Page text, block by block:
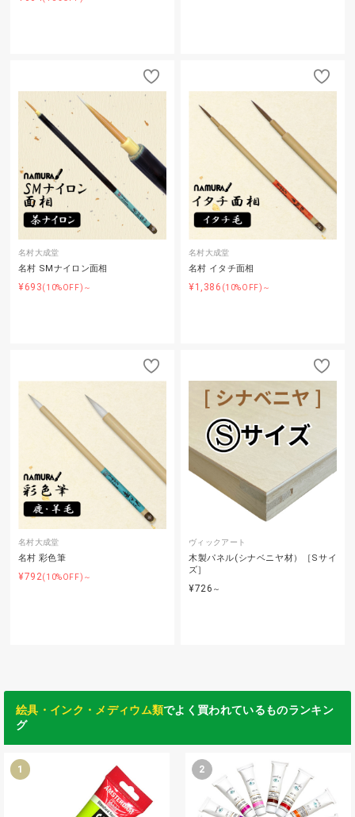
名村大成堂
名村 SMナイロン面相
¥693(10%OFF)～
名村大成堂
名村 イタチ面相
¥1,386 (10%OFF)～
名村大成堂
名村 彩色筆
¥792(10%OFF)～
ヴィックアート
木製パネル(シナベニヤ材）［Sサイ
ズ］
¥726 ～
絵具・インク・メディウム類でよく買われているものランキン
グ
1 2